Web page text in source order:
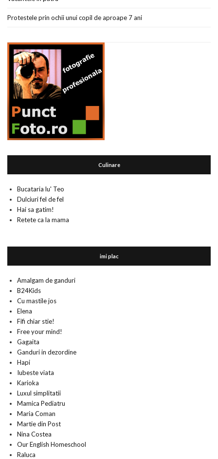
Protestele prin ochii unui copil de aproape 7 ani
Culinare
Bucataria lu' Teo
Dulciuri fel de fel
Hai sa gatim!
Retete ca la mama
imi plac
Amalgam de ganduri
B24Kids
Cu mastile jos
Elena
Fifi chiar stie!
Free your mind!
Gagaita
Ganduri in dezordine
Hapi
Iubeste viata
Karioka
Luxul simplitatii
Mamica Pediatru
Maria Coman
Martie din Post
Nina Costea
Our English Homeschool
Raluca